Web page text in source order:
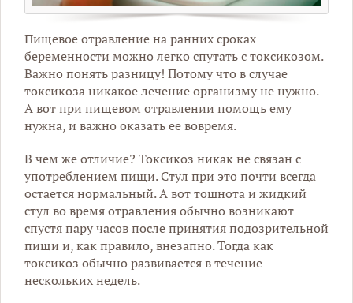
Пищевое отравление на ранних сроках
беременности можно легко спутать с токсикозом.
Важно понять разницу! Потому что в случае
токсикоза никакое лечение организму не нужно.
А вот при пищевом отравлении помощь ему
нужна, и важно оказать ее вовремя.
В чем же отличие? Токсикоз никак не связан с
употреблением пищи. Стул при это почти всегда
остается нормальный. А вот тошнота и жидкий
стул во время отравления обычно возникают
спустя пару часов после принятия подозрительной
пищи и, как правило, внезапно. Тогда как
токсикоз обычно развивается в течение
нескольких недель.